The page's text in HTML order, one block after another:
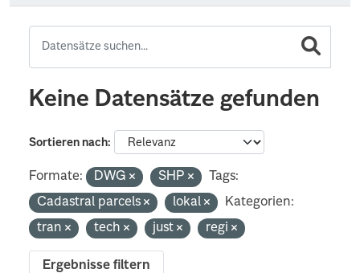
Keine Datensätze gefunden
Sortieren nach
Formate: DWG SHP
Tags:
Cadastral parcels
lokal
Kategorien:
tran
tech just regi
Ergebnisse filtern